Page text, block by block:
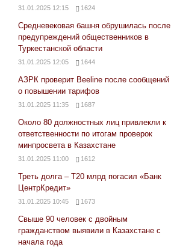
31.01.2025 12:15 1624
Средневековая башня обрушилась после
предупреждений общественников в
Туркестанской области
31.01.2025 12:05 1644
АЗРК проверит Beeline после сообщений
о повышении тарифов
31.01.2025 11:35 1687
Около 80 должностных лиц привлекли к
ответственности по итогам проверок
минпросвета в Казахстане
31.01.2025 11:00 1612
Треть долга – Т20 млрд погасил «Банк
ЦентрКредит»
31.01.2025 10:45 1673
Свыше 90 человек с двойным
гражданством выявили в Казахстане с
начала года